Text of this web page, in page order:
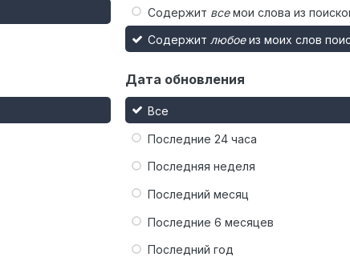
Содержит всемои слова из
Содержит любоеиз моих слов
Дата обновления
Все
Последние 24 часа
Последняя неделя
Последний месяц
Последние 6 месяцев
Последний год